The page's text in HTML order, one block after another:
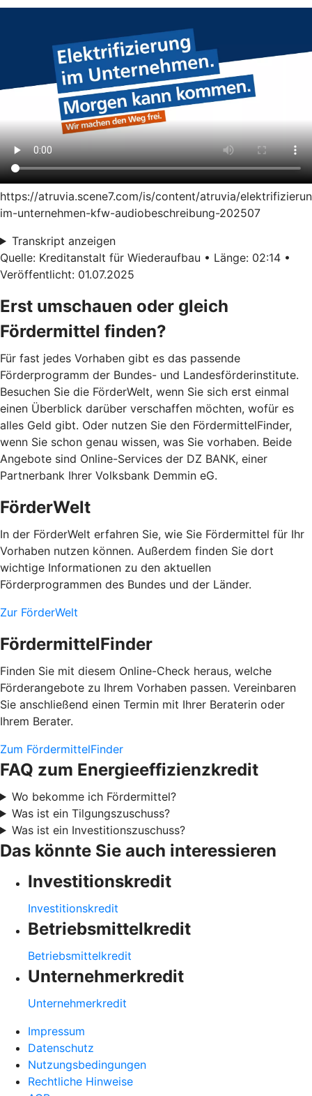
https://atruvia.scene7.com/is/content/atruvia/
im-unternehmen-kfw-audiobeschreibung-202507
Transkript anzeigen
Quelle: Kreditanstalt für Wiederaufbau • Länge: 02:14 •
Veröffentlicht: 01.07.2025
Erst umschauen oder gleich
Fördermittel finden?
Für fast jedes Vorhaben gibt es das passende
Förderprogramm der Bundes- und Landesförderinstitute.
Besuchen Sie die FörderWelt, wenn Sie sich erst einmal
einen Überblick darüber verschaffen möchten, wofür es
alles Geld gibt. Oder nutzen Sie den FördermittelFinder,
wenn Sie schon genau wissen, was Sie vorhaben. Beide
Angebote sind Online-Services der DZ BANK, einer
Partnerbank Ihrer Volksbank Demmin eG.
FörderWelt
In der FörderWelt erfahren Sie, wie Sie Fördermittel für Ihr
Vorhaben nutzen können. Außerdem finden Sie dort
wichtige Informationen zu den aktuellen
Förderprogrammen des Bundes und der Länder.
Zur FörderWelt
FördermittelFinder
Finden Sie mit diesem Online-Check heraus, welche
Förderangebote zu Ihrem Vorhaben passen. Vereinbaren
Sie anschließend einen Termin mit Ihrer Beraterin oder
Ihrem Berater.
Zum FördermittelFinder
FAQ zum Energieeffizienzkredit
Wo bekomme ich Fördermittel?
Was ist ein Tilgungszuschuss?
Was ist ein Investitionszuschuss?
Das könnte Sie auch interessieren
Investitionskredit
Investitionskredit
Betriebsmittelkredit
Betriebsmittelkredit
Unternehmerkredit
Unternehmerkredit
Impressum
Datenschutz
Nutzungsbedingungen
Rechtliche Hinweise